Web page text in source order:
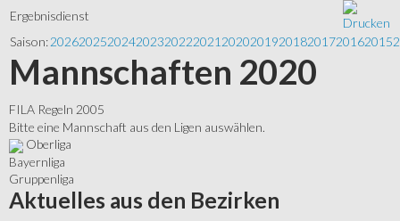
Ergebnisdienst
Saison:202620252024202320222021 202020192018201720162015
Mannschaften 2020
FILA Regeln 2005
Bitte eine Mannschaft aus den Ligen auswählen.
Oberliga
Bayernliga
Gruppenliga
Aktuelles aus den Bezirken